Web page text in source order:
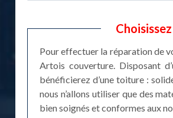
Pour effectuer la réparation de
Artois couverture. Disposant
bénéficierez d’une toiture :
nous n’allons utiliser que des
bien soignés et conformes aux